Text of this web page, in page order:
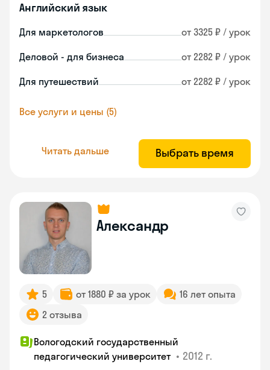
Английский язык
Для маркетологов от 3325 ₽ / урок
Деловой - для бизнеса от 2282 ₽ / урок
Для путешествий от 2282 ₽ / урок
Все услуги и цены (5)
Читать дальше Выбрать время
Александр
5 от 1880 ₽ за урок
16 лет опыта
2 отзыва
Вологодский государственный
педагогический университет • 2012 г.